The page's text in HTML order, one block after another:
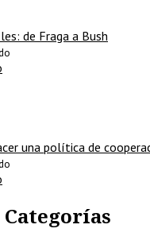
de Fraga a Bush
una política de
Categorías